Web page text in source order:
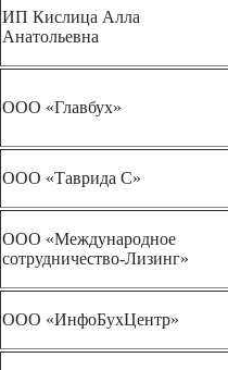
ИП Кислица Алла
Анатольевна
ООО «Главбух»
ООО «Таврида С»
ООО «Международное
сотрудничество-Лизинг»
ООО «ИнфоБухЦентр»